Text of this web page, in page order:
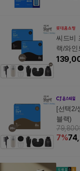
씨드비
랙/와인
[선택2/
블랙)
79,800
7%